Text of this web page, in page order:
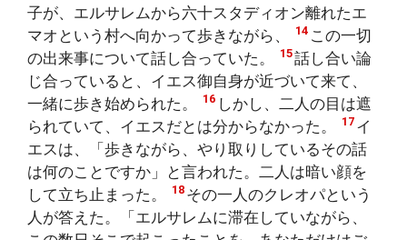
子が、エルサレムから六十スタディオン離れたエ
マオという村へ向かって歩きながら、
14 この一切
の出来事について話し合っていた。
15話し合い論
じ合っていると、イエス御自身が近づいて来て、
一緒に歩き始められた。
16 しかし、二人の目は遮
られていて、イエスだとは分からなかった。
17 イ
エスは、「歩きながら、やり取りしているその話
は何のことですか」と言われた。二人は暗い顔を
して立ち止まった。
18 その一人のクレオパという
人が答えた。「エルサレムに滞在していながら、